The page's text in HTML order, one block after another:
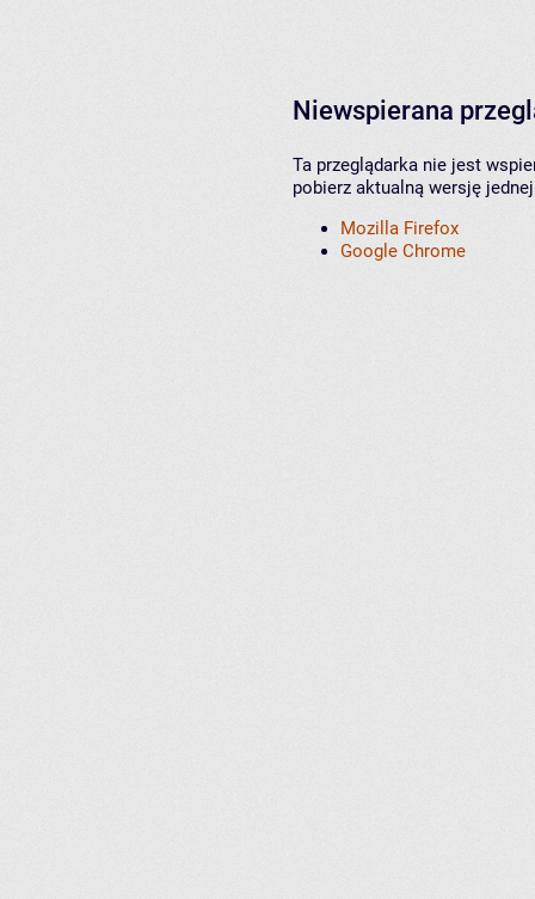
Niewspierana
Ta przeglądarka nie jest
pobierz aktualną wersję
Mozilla Firefox
Google Chrome